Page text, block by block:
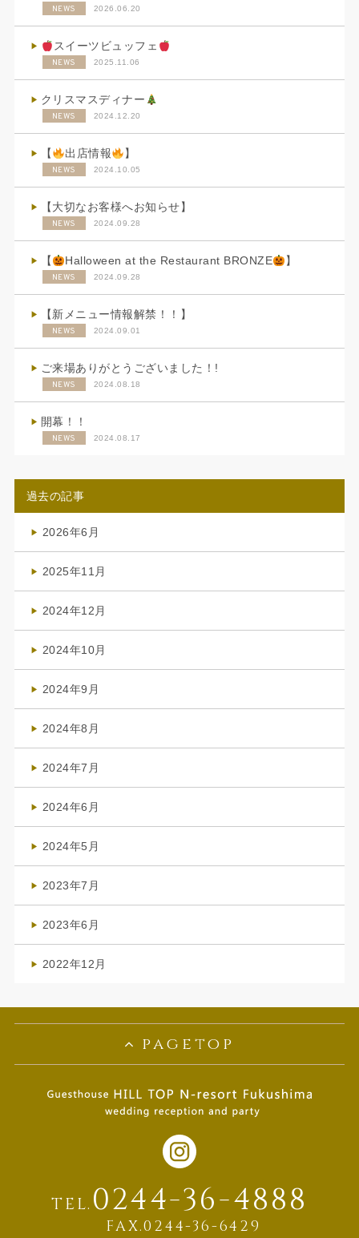
NEWS 2026.06.20
スイーツビュッフェ
NEWS 2025.11.06
クリスマスディナー
NEWS 2024.12.20
【 出店情報 】
NEWS 2024.10.05
【大切なお客様へお知らせ】
NEWS 2024.09.28
【 Halloween at the Restaurant BRONZE 】
NEWS 2024.09.28
【新メニュー情報解禁！！】
NEWS 2024.09.01
ご来場ありがとうございました！!
NEWS 2024.08.18
開幕！！
NEWS 2024.08.17
過去の記事
2026年6月
2025年11月
2024年12月
2024年10月
2024年9月
2024年8月
2024年7月
2024年6月
2024年5月
2023年7月
2023年6月
2022年12月
pagetop
TEL. 0244-36-4888
FAX.0244-36-6429